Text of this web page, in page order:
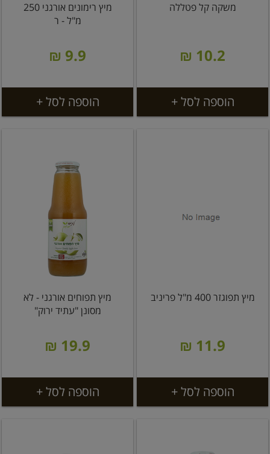
משקה קל פטללה
10.2 ₪
הוספה לסל +
מיץ רימונים אורגני 250
מ"ל - ר
9.9 ₪
הוספה לסל +
מיץ תפוגזר 400 מ"ל פריניב
11.9 ₪
הוספה לסל +
מיץ תפוחים אורגני - לא
מסונן "עתיד ירוק"
19.9 ₪
הוספה לסל +